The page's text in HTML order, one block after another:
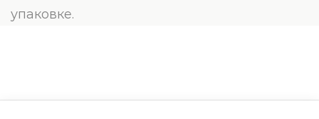
упаковке.